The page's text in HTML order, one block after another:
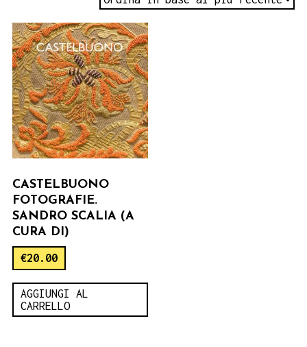
CASTELBUONO
FOTOGRAFIE.
SANDRO SCALIA (A
CURA DI)
€20.00
AGGIUNGI AL
CARRELLO